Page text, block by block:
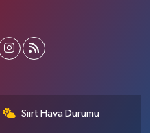
Siirt Hava Durumu